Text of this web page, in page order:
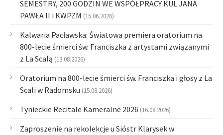
SEMESTRY, 200 GODZIN WE WSPÓŁPRACY KUL JANA
PAWŁA II i KWPZM (15.06.2026)
Kalwaria Pacławska: Światowa premiera oratorium na
800-lecie śmierci św. Franciszka z artystami związanymi
z La Scalą (13.08.2026)
Oratorium na 800-lecie śmierci św. Franciszka i głosy z La
Scali w Radomsku (15.08.2026)
Tynieckie Recitale Kameralne 2026 (16.08.2026)
Zaproszenie na rekolekcje u Sióstr Klarysek w